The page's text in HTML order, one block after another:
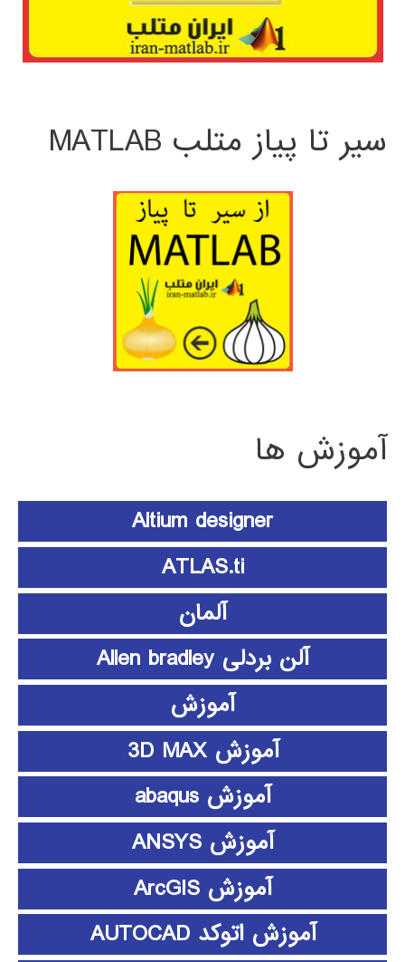
سیر تا پیاز متلب MATLAB
آموزش ها
Altium designer
ATLAS.ti
آلمان
آلن بردلی Allen bradley
آموزش
آموزش 3D MAX
آموزش abaqus
آموزش ANSYS
آموزش ArcGIS
آموزش اتوکد AUTOCAD